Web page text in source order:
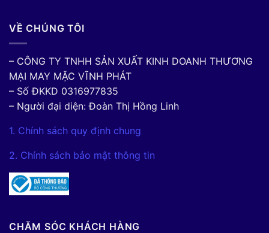
VỀ CHÚNG TÔI
– CÔNG TY TNHH SẢN XUẤT KINH DOANH THƯƠNG
MẠI MAY MẶC VĨNH PHÁT
– Số ĐKKD 0316977835
– Người đại diện: Đoàn Thị Hồng Linh
1. Chính sách quy định chung
2. Chính sách bảo mật thông tin
CHĂM SÓC KHÁCH HÀNG